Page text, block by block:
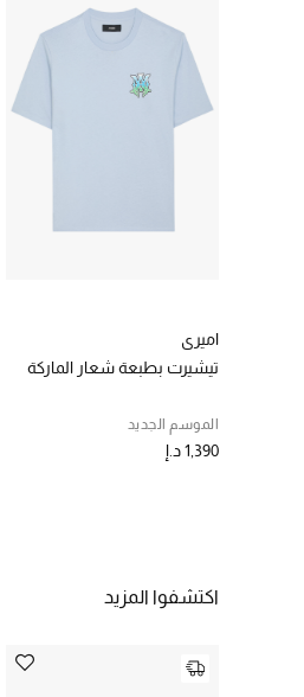
اميري
تيشيرت بطبعة شعار الماركة
الموسم الجديد
1,390 د.إ
اكتشفوا المزيد